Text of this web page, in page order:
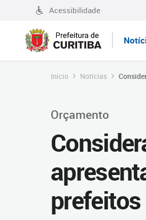
Acessibilidade
Início Notícias
Orçamento
prefeitos